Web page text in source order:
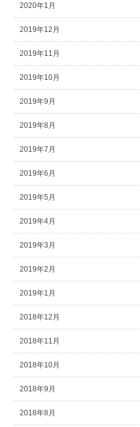
2020年1月
2019年12月
2019年11月
2019年10月
2019年9月
2019年8月
2019年7月
2019年6月
2019年5月
2019年4月
2019年3月
2019年2月
2019年1月
2018年12月
2018年11月
2018年10月
2018年9月
2018年8月